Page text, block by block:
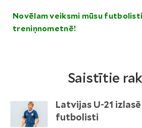
Novēlam veiksmi mūsu
treniņnometnē!
Saistītie
Latvijas U-21
futbolisti